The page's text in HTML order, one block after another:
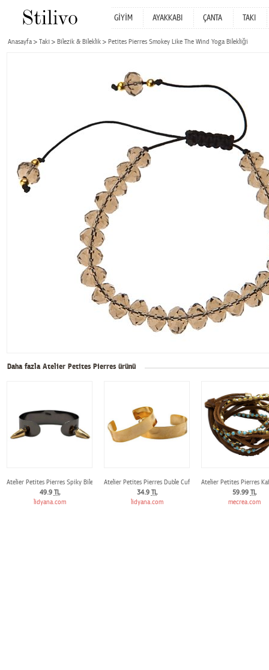
GİYİM AYAKKABI ÇANTA TAKI
Anasayfa Takı Bilezik & Bileklik Petites Pierres Smokey Like The Wind Yoga Bilekliği
Daha fazla Atelier Petites Pierres ürünü
Atelier Petites Pierres Spiky Bileklik
49.9 TL
lidyana.com
Atelier Petites Pierres Duble Cuff Bileklik
34.9 TL
lidyana.com
Atelier Petites Pierres
59.99 TL
mecrea.com